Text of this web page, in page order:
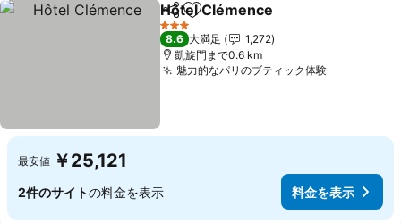
シェアお気に入りに追加
Hôtel Clémence
3 ホテルのランク
8.6 大満足
1,272
凱旋門まで0.6 km
魅力的なパリのブティック体験
最安値 ￥25,121
2件のサイトの料金を表示 料金を表示